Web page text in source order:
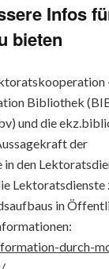
Infos
bieten
Bibliothek
und die
der
den
Lektoratsdienste
in
durch-